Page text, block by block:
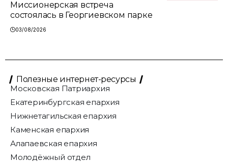
Миссионерская встреча
состоялась в Георгиевском парке
03/08/2026
Полезные интернет-ресурсы
Московская Патриархия
Екатеринбургская епархия
Нижнетагильская епархия
Каменская епархия
Алапаевская епархия
Молодёжный отдел